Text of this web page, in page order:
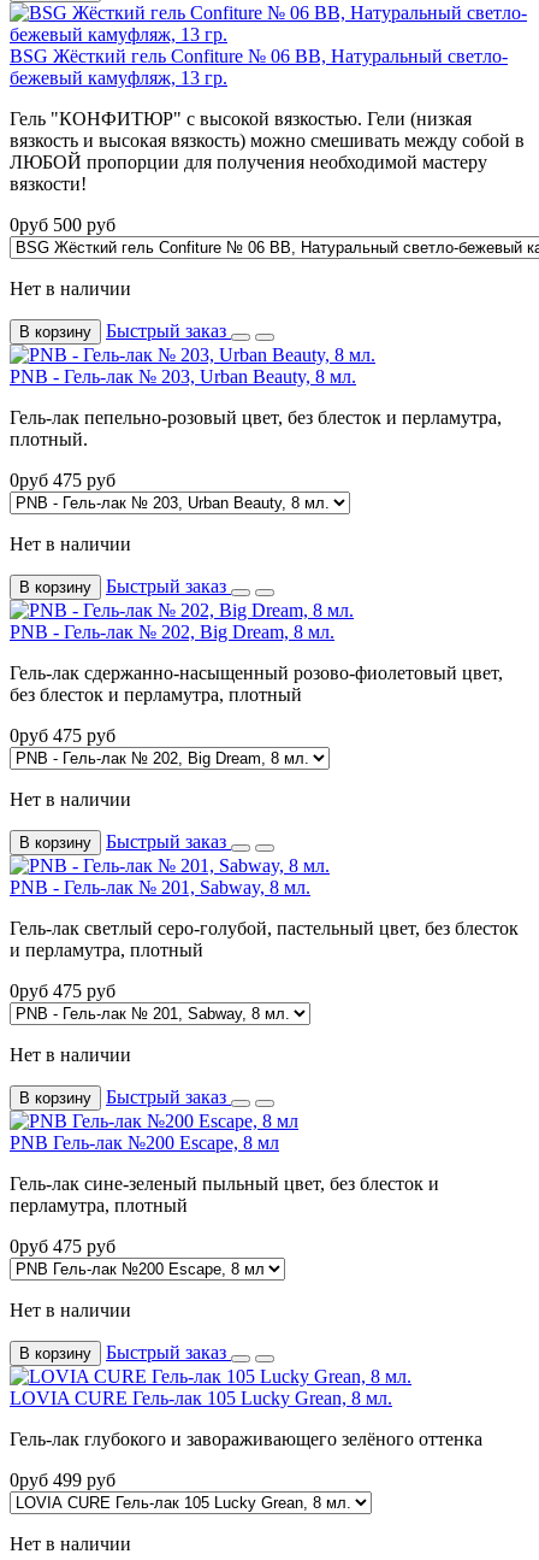
BSG Жёсткий гель Confiture № 06 BB, Натуральный светло-
бежевый камуфляж, 13 гр.
Гель "КОНФИТЮР" с высокой вязкостью. Гели (низкая
вязкость и высокая вязкость) можно смешивать между собой в
ЛЮБОЙ пропорции для получения необходимой мастеру
вязкости!
0руб 500 руб
Нет в наличии
В корзину Быстрый заказ
PNB - Гель-лак № 203, Urban Beauty, 8 мл.
Гель-лак пепельно-розовый цвет, без блесток и перламутра,
плотный.
0руб 475 руб
Нет в наличии
В корзину Быстрый заказ
PNB - Гель-лак № 202, Big Dream, 8 мл.
Гель-лак сдержанно-насыщенный розово-фиолетовый цвет,
без блесток и перламутра, плотный
0руб 475 руб
Нет в наличии
В корзину Быстрый заказ
PNB - Гель-лак № 201, Sabway, 8 мл.
Гель-лак светлый серо-голубой, пастельный цвет, без блесток
и перламутра, плотный
0руб 475 руб
Нет в наличии
В корзину Быстрый заказ
PNB Гель-лак №200 Escape, 8 мл
Гель-лак сине-зеленый пыльный цвет, без блесток и
перламутра, плотный
0руб 475 руб
Нет в наличии
В корзину Быстрый заказ
LOVIA CURE Гель-лак 105 Lucky Grean, 8 мл.
Гель-лак глубокого и завораживающего зелёного оттенка
0руб 499 руб
Нет в наличии